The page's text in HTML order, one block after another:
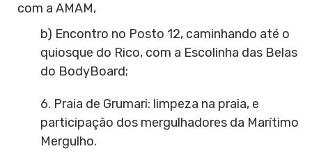
com a AMAM,
b) Encontro no Posto 12, caminhando até o
quiosque do Rico, com a Escolinha das Belas
do BodyBoard;
6. Praia de Grumari: limpeza na praia, e
participação dos mergulhadores da Marítimo
Mergulho.